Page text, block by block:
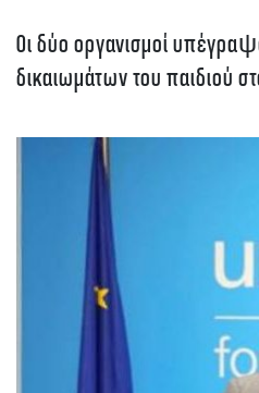
Οι δύο οργανισμοί
δικαιωμάτων του παιδιού